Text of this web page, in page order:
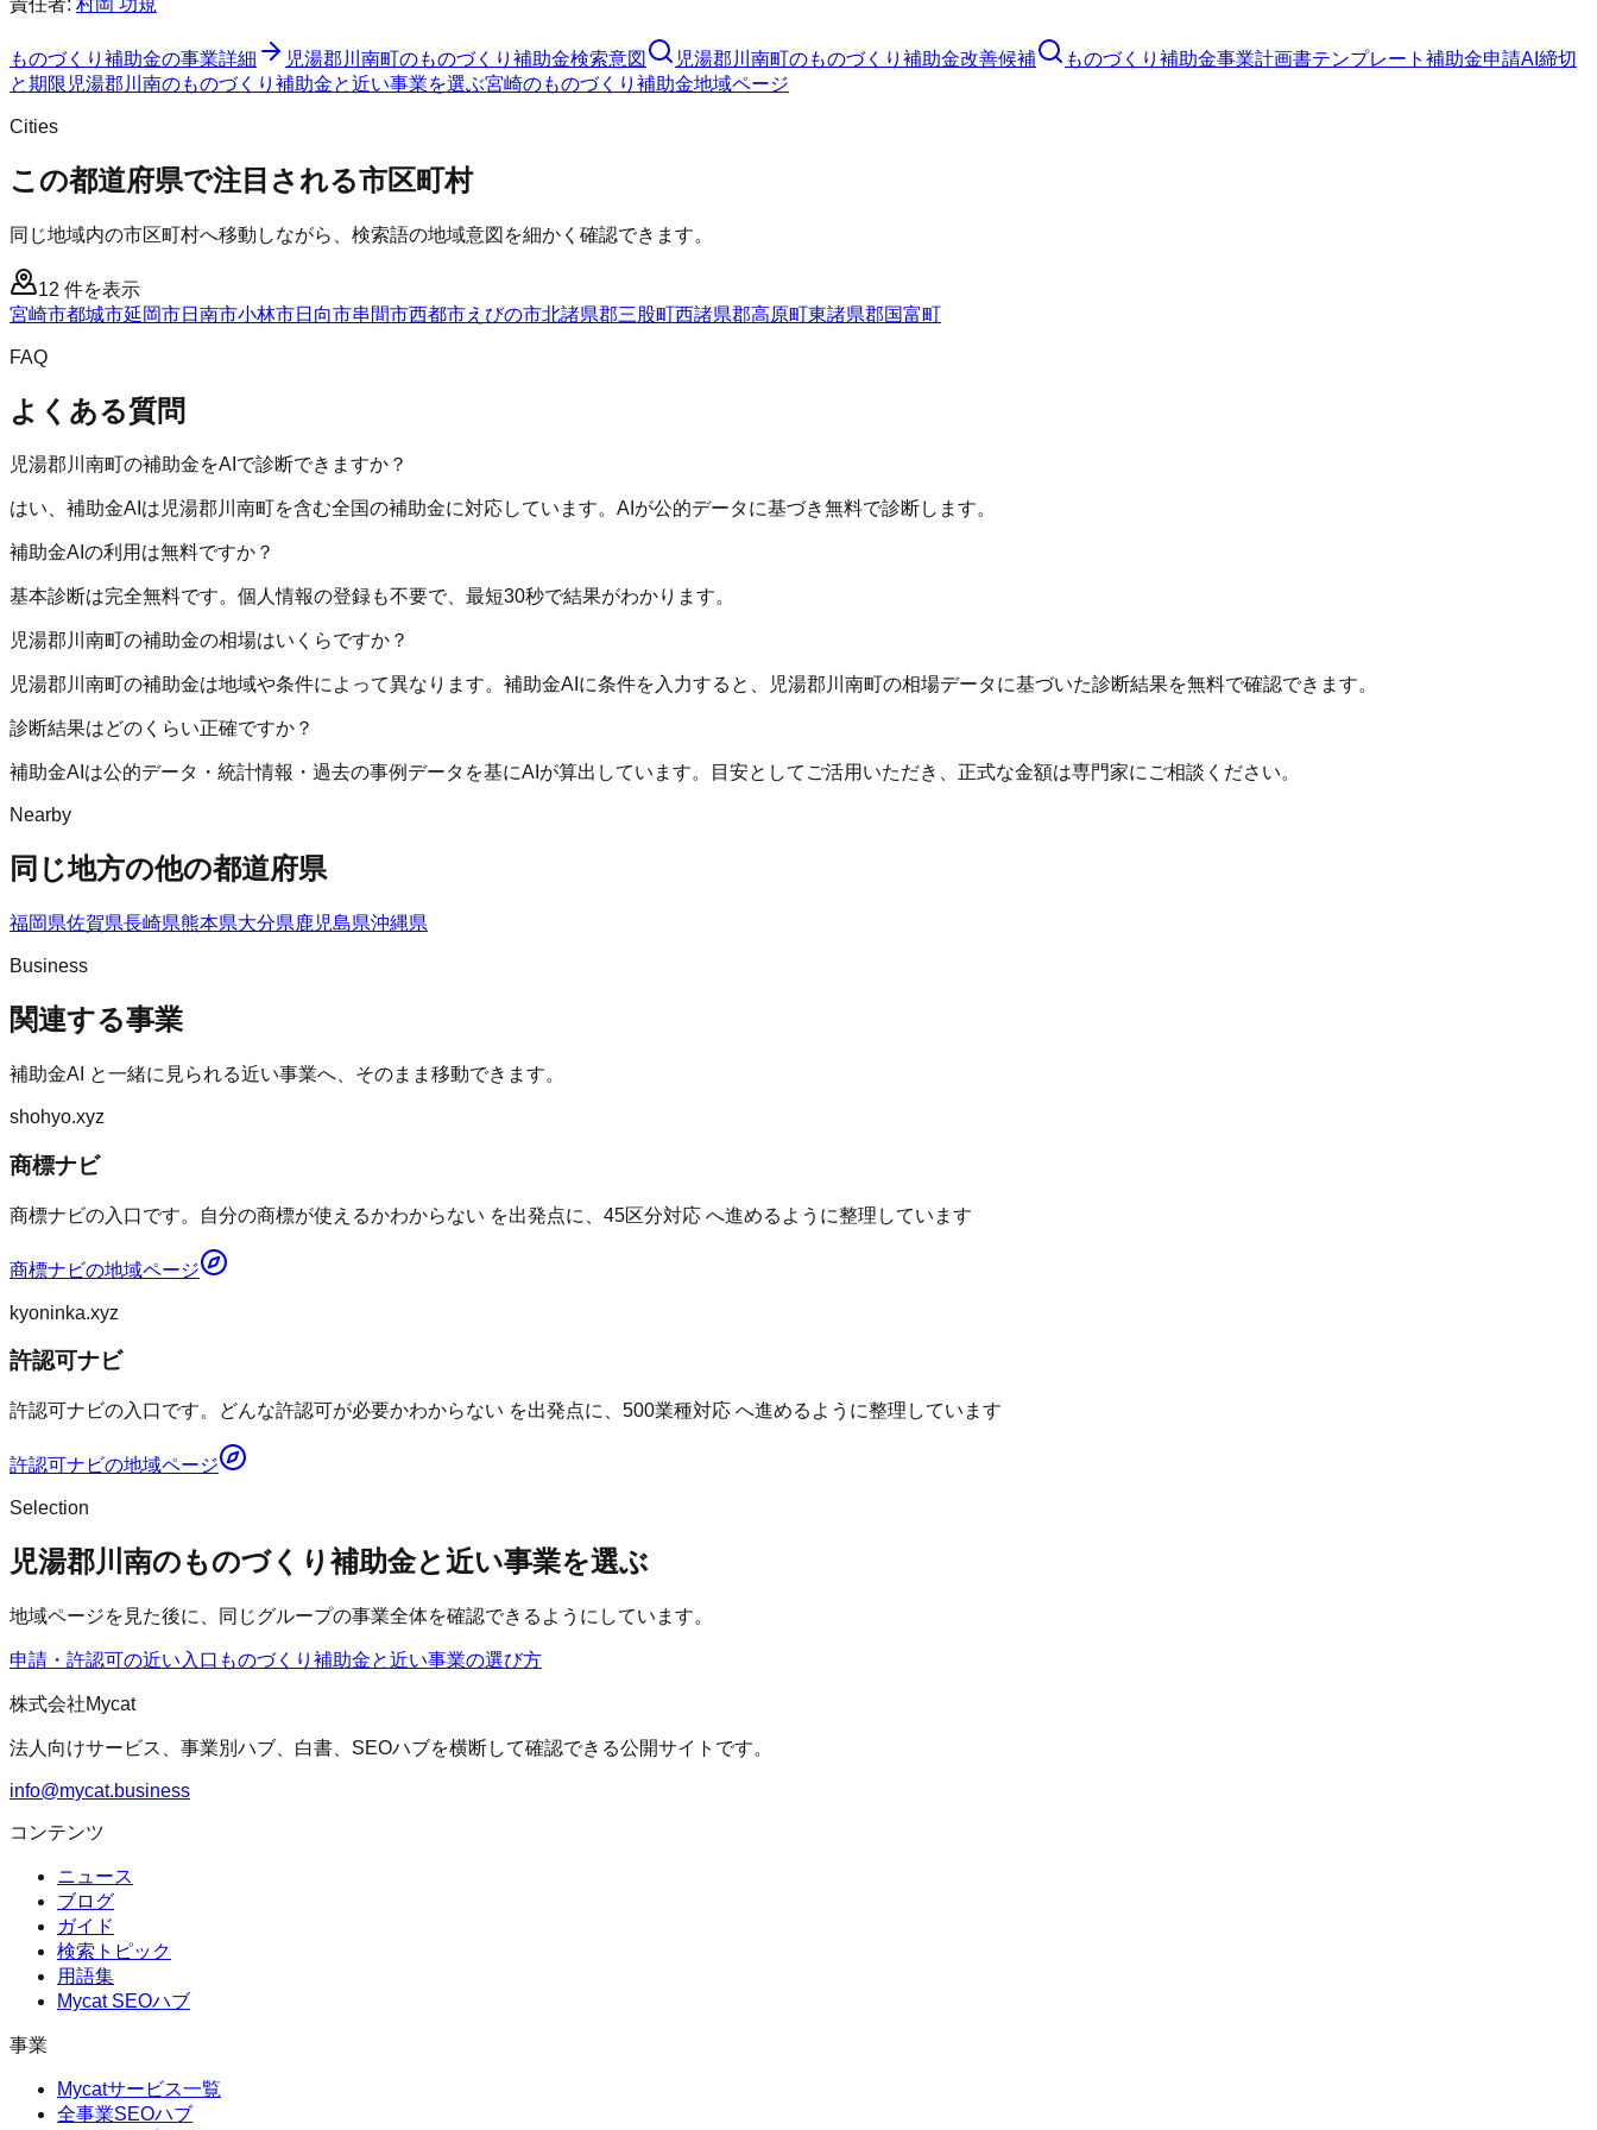
ものづくり補助金の事業詳細 児湯郡川南町のものづくり補助金検索意図 児湯郡川南町のものづくり補助金改善候補 ものづくり補助金事業計画書テンプレート 補助金申請AI 締切
と期限 児湯郡川南のものづくり補助金と近い事業を選ぶ宮崎のものづくり補助金地域ページ
Cities
この都道府県で注目される市区町村
同じ地域内の市区町村へ移動しながら、検索語の地域意図を細かく確認できます。
12 件を表示
宮崎市都城市延岡市日南市小林市日向市串間市西都市えびの市北諸県郡三股町西諸県郡高原町東諸県郡国富町
FAQ
よくある質問
児湯郡川南町の補助金をAIで診断できますか？
はい、補助金AIは児湯郡川南町を含む全国の補助金に対応しています。AIが公的データに基づき無料で診断します。
補助金AIの利用は無料ですか？
基本診断は完全無料です。個人情報の登録も不要で、最短30秒で結果がわかります。
児湯郡川南町の補助金の相場はいくらですか？
児湯郡川南町の補助金は地域や条件によって異なります。補助金AIに条件を入力すると、児湯郡川南町の相場データに基づいた診断結果を無料で確認できます。
診断結果はどのくらい正確ですか？
補助金AIは公的データ・統計情報・過去の事例データを基にAIが算出しています。目安としてご活用いただき、正式な金額は専門家にご相談ください。
Nearby
同じ地方の他の都道府県
福岡県佐賀県長崎県熊本県大分県鹿児島県沖縄県
Business
関連する事業
補助金AI と一緒に見られる近い事業へ、そのまま移動できます。
shohyo.xyz
商標ナビ
商標ナビの入口です。自分の商標が使えるかわからない を出発点に、45区分対応 へ進めるように整理しています
商標ナビの地域ページ
kyoninka.xyz
許認可ナビ
許認可ナビの入口です。どんな許認可が必要かわからない を出発点に、500業種対応 へ進めるように整理しています
許認可ナビの地域ページ
Selection
児湯郡川南のものづくり補助金と近い事業を選ぶ
地域ページを見た後に、同じグループの事業全体を確認できるようにしています。
申請・許認可の近い入口 ものづくり補助金と近い事業の選び方
株式会社Mycat
法人向けサービス、事業別ハブ、白書、SEOハブを横断して確認できる公開サイトです。
info@mycat.business
コンテンツ
ニュース
ブログ
ガイド
検索トピック
用語集
Mycat SEOハブ
事業
Mycatサービス一覧
全事業SEOハブ